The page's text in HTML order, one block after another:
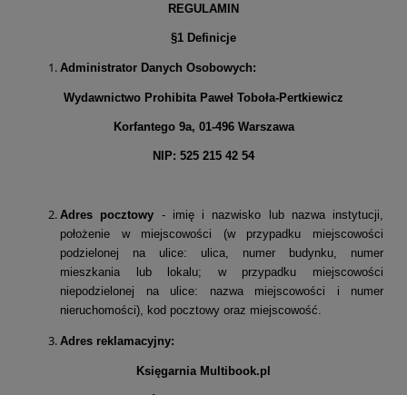
REGULAMIN
§1 Definicje
Administrator Danych Osobowych:
Wydawnictwo Prohibita Paweł Toboła-Pertkiewicz
Korfantego 9a, 01-496 Warszawa
NIP: 525 215 42 54
Adres pocztowy - imię i nazwisko lub nazwa instytucji,
położenie w miejscowości (w przypadku miejscowości
podzielonej na ulice: ulica, numer budynku, numer
mieszkania lub lokalu; w przypadku miejscowości
niepodzielonej na ulice: nazwa miejscowości i numer
nieruchomości), kod pocztowy oraz miejscowość.
Adres reklamacyjny:
Księgarnia Multibook.pl